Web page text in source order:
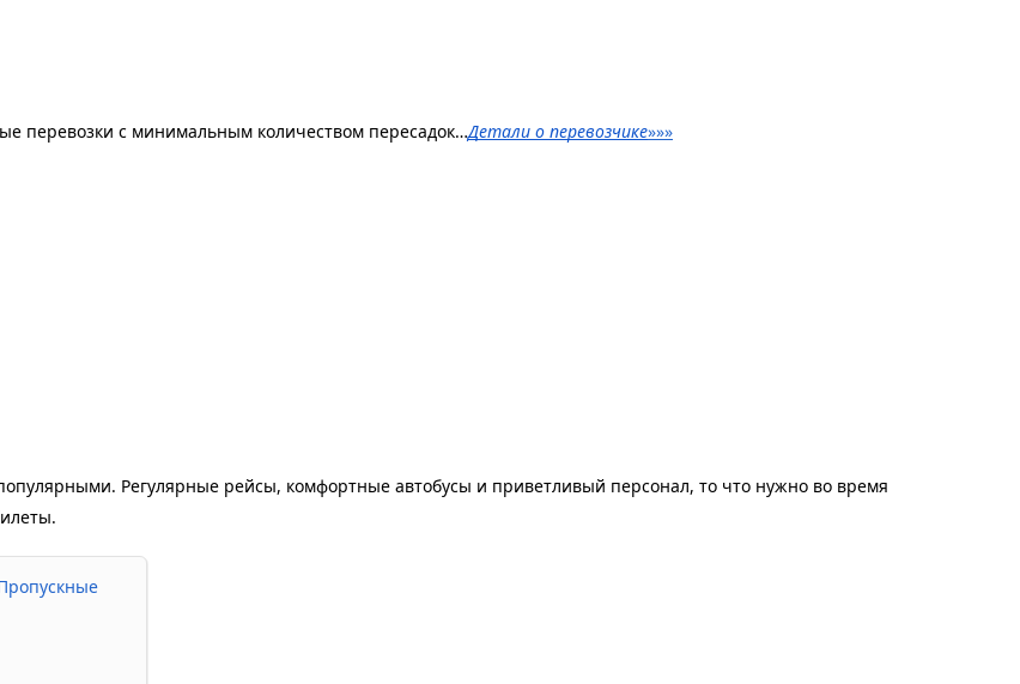
перевозки с минимальным количеством пересадок…Детали о перевозчике»»»
Регулярные рейсы, комфортные автобусы и приветливый персонал, то что нужно во время